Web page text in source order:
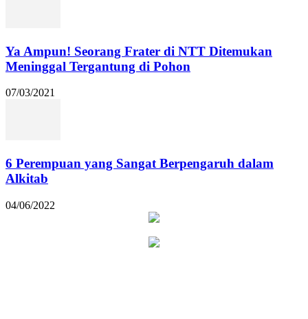
Ya Ampun! Seorang Frater di NTT Ditemukan
Meninggal Tergantung di Pohon
07/03/2021
6 Perempuan yang Sangat Berpengaruh dalam
Alkitab
04/06/2022